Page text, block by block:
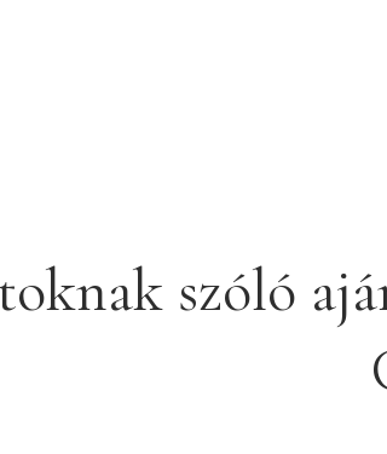
szóló